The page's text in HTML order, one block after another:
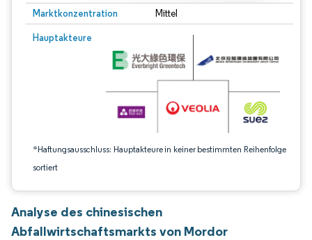
Marktkonzentration Mittel
Hauptakteure
*Haftungsausschluss: Hauptakteure in keiner bestimmten Reihenfolge
sortiert
Bild © Mordor Intelligence. Wiederverwendung erfordert Namensnennung
Analyse des chinesischen
Abfallwirtschaftsmarkts von Mordor